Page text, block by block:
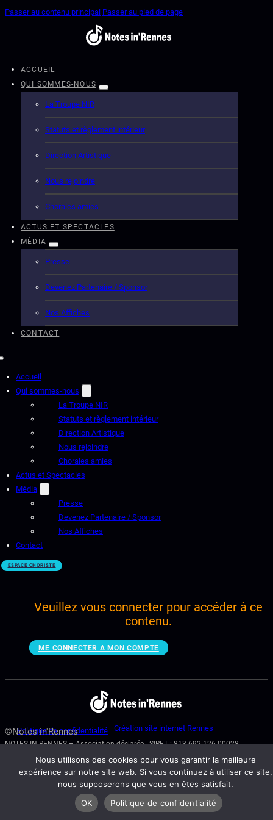
Passer au contenu principal Passer au pied de page
ACCUEIL
QUI SOMMES-NOUS
La Troupe NIR
Statuts et règlement intérieur
Direction Artistique
Nous rejoindre
Chorales amies
ACTUS ET SPECTACLES
MÉDIA
Presse
Devenez Partenaire / Sponsor
Nos Affiches
CONTACT
Accueil
Qui sommes-nous
La Troupe NIR
Statuts et règlement intérieur
Direction Artistique
Nous rejoindre
Chorales amies
Actus et Spectacles
Média
Presse
Devenez Partenaire / Sponsor
Nos Affiches
Contact
ESPACE CHORISTE
Veuillez vous connecter pour accéder à ce
contenu.
ME CONNECTER A MON COMPTE
Politique de confidentialité Création site internet Rennes
©Notes in'Rennes
NOTES IN RENNES – Association déclarée - SIRET : 813 692 126 00028 -
Nous utilisons des cookies pour vous garantir la meilleure
expérience sur notre site web. Si vous continuez à utiliser ce site,
nous supposerons que vous en êtes satisfait.
OK
Politique de confidentialité